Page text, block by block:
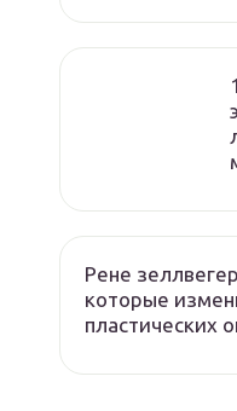
Рене
которые
пластических